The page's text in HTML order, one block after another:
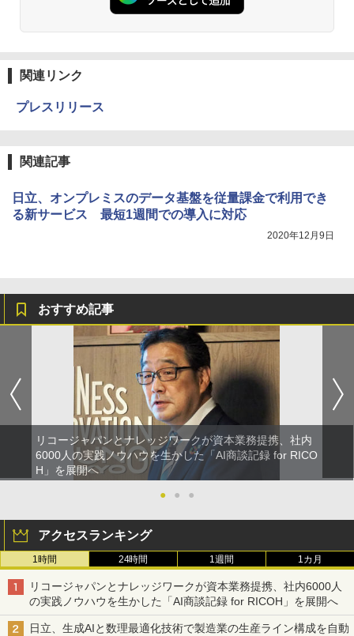
関連リンク
プレスリリース
関連記事
日立、オンプレミスのデータ基盤を従量課金で利用でき
る新サービス 最短1週間での導入に対応
2020年12月9日
おすすめ記事
リコージャパンとナレッジワークが資本業務提携、社内
6000人の実践ノウハウを生かした「AI商談記録 for RICO
H」を展開へ
●
● ●
アクセスランキング
1時間 24時間 1週間 1カ月
リコージャパンとナレッジワークが資本業務提携、社内6000人
の実践ノウハウを生かした「AI商談記録 for RICOH」を展開へ
日立、生成AIと数理最適化技術で製造業の生産ライン構成を自動